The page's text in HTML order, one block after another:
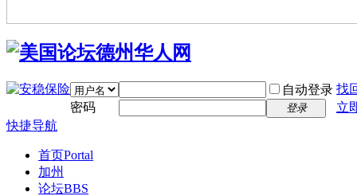
自动登录 找
密码
登录
立
快捷导航
首页Portal
加州
论坛BBS